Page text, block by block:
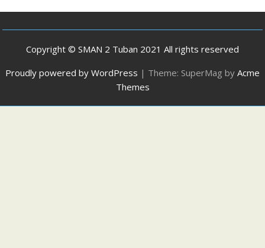
Copyright © SMAN 2 Tuban 2021 All rights reserved
Proudly powered by WordPress | Theme: SuperMag by Acme
Themes